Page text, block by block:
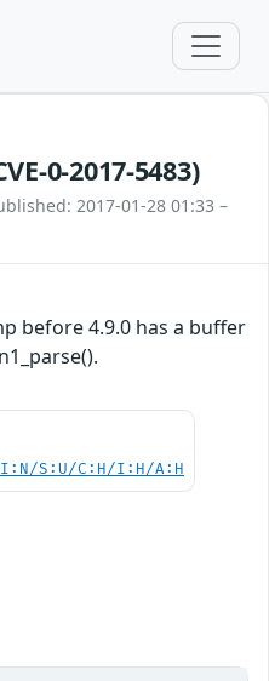
0-2017-5483)
2017-01-28 01:33 –
before 4.9.0 has a buffer
S:U/C:H/I:H/A:H